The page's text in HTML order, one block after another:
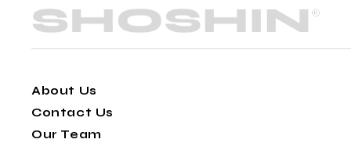
About Us
Contact Us
Our Team